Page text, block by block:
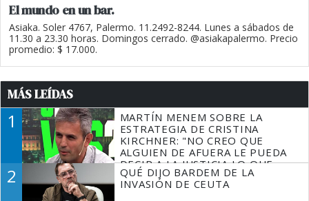
El mundo en un bar.
Asiaka. Soler 4767, Palermo. 11.2492-8244. Lunes a sábados de
11.30 a 23.30 horas. Domingos cerrado. @asiakapalermo. Precio
promedio: $ 17.000.
MÁS LEÍDAS
1
MARTÍN MENEM SOBRE LA
ESTRATEGIA DE CRISTINA
KIRCHNER: "NO CREO QUE
ALGUIEN DE AFUERA LE PUEDA
DECIR A LA JUSTICIA LO QUE
TIENE QUE HACER"
2
QUÉ DIJO BARDEM DE LA
INVASIÓN DE CEUTA